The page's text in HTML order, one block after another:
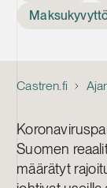
Castren.fi
Suomen
määrätyt